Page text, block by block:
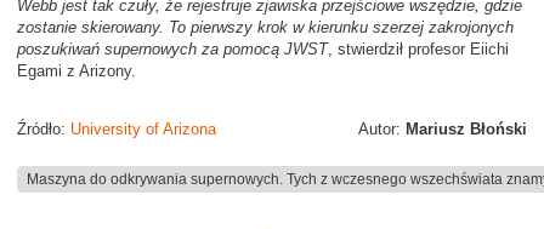
Webb jest tak czuły, że rejestruje zjawiska przejściowe wszędzie, gdzie
zostanie skierowany. To pierwszy krok w kierunku szerzej zakrojonych
poszukiwań supernowych za pomocą JWST, stwierdził profesor Eiichi
Egami z Arizony.
Autor: Mariusz Błoński
Źródło: University of Arizona
Maszyna do odkrywania supernowych. Tych z wczesnego wszechświata